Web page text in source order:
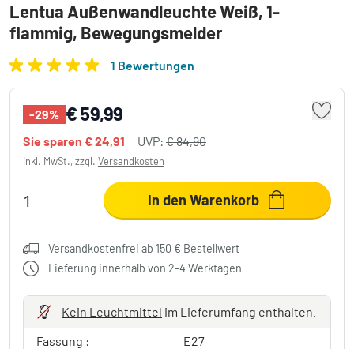
Lentua Außenwandleuchte Weiß, 1-
flammig, Bewegungsmelder
1 Bewertungen
-29% € 59,99
Sie sparen € 24,91 UVP: € 84,90
inkl. MwSt., zzgl. Versandkosten
In den Warenkorb
Versandkostenfrei ab 150 € Bestellwert
Lieferung innerhalb von 2-4 Werktagen
Kein Leuchtmittel im Lieferumfang enthalten.
Fassung :
E27